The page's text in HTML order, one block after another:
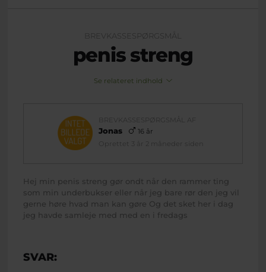
BREVKASSESPØRGSMÅL
penis streng
Se relateret indhold
BREVKASSESPØRGSMÅL AF
Jonas
16 år
Oprettet 3 år 2 måneder siden
Hej min penis streng gør ondt når den rammer ting
som min underbukser eller når jeg bare rør den jeg vil
gerne høre hvad man kan gøre Og det sket her i dag
jeg havde samleje med med en i fredags
SVAR: